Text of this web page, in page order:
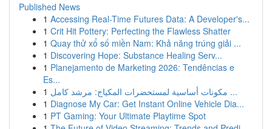
Published News
1 Accessing Real-Time Futures Data: A Developer's...
1 Crit Hit Pottery: Perfecting the Flawless Shatter
1 Quay thử xổ số miền Nam: Khả năng trúng giải ...
1 Discovering Hope: Substance Healing Serv...
1 Planejamento de Marketing 2026: Tendências e
Es...
1
مكونات أساسية لمستحضرات المكياج: مرشد كامل ...
1 Diagnose My Car: Get Instant Online Vehicle Dia...
1 PT Gaming: Your Ultimate Playtime Spot